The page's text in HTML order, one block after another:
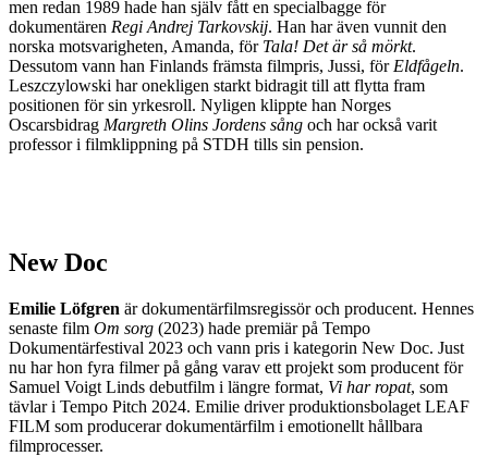
men redan 1989 hade han själv fått en specialbagge för
dokumentären Regi Andrej Tarkovskij. Han har även vunnit den
norska motsvarigheten, Amanda, för Tala! Det är så mörkt.
Dessutom vann han Finlands främsta filmpris, Jussi, för Eldfågeln.
Leszczylowski har onekligen starkt bidragit till att flytta fram
positionen för sin yrkesroll. Nyligen klippte han Norges
Oscarsbidrag Margreth Olins Jordens sång och har också varit
professor i filmklippning på STDH tills sin pension.
New Doc
Emilie Löfgren är dokumentärfilmsregissör och producent. Hennes
senaste film Om sorg (2023) hade premiär på Tempo
Dokumentärfestival 2023 och vann pris i kategorin New Doc. Just
nu har hon fyra filmer på gång varav ett projekt som producent för
Samuel Voigt Linds debutfilm i längre format, Vi har ropat, som
tävlar i Tempo Pitch 2024. Emilie driver produktionsbolaget LEAF
FILM som producerar dokumentärfilm i emotionellt hållbara
filmprocesser.